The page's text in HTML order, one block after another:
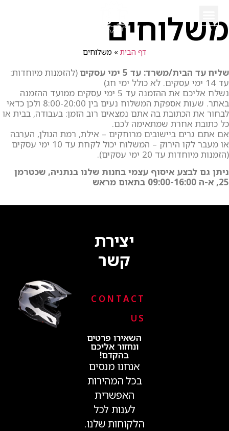
משלוחים
דף הבית » משלוחים
שליח עד הבית/משרד: עד 5 ימי עסקים
(להזמנות מיוחדות:
עד 14 ימי עסקים. לא כולל ימי חג)
נשלח אליכם את ההזמנה עד 5 ימי עסקים ממועד ההזמנה
באתר. שעות אספקת המשלוח נעים בין 8:00-20:00 ולכן כדאי
לבחור את הכתובת בה אתם נמצאים רוב הזמן: בעבודה, בבית או
כל כתובת אחרת שמתאימה לכם.
אם אתם גרים ביישובים מרוחקים – אילת, רמת הגולן, הערבה
או מעבר לקו הירוק – המשלוח יכול לקחת עד 10 ימי עסקים
(הזמנות מיוחדות עד 20 ימי עסקים).
ניתן גם לבצע איסוף עצמי בחנות שלנו בנתניה, שכטרמן
25, א-ה 09:00-16:00 בתאום מראש
יצירת
קשר
CONTACT
US
השאירו פרטים
ונחזור אליכם
בהקדם!
אנחנו מנסים
בכל המהירות
האפשרית
לענות לכל
הלקוחות שלנו.